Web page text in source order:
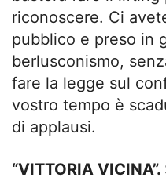
riconoscere. Ci
pubblico e preso in
berlusconismo,
fare la legge sul
vostro tempo è
di applausi.
“VITTORIA VICINA”.